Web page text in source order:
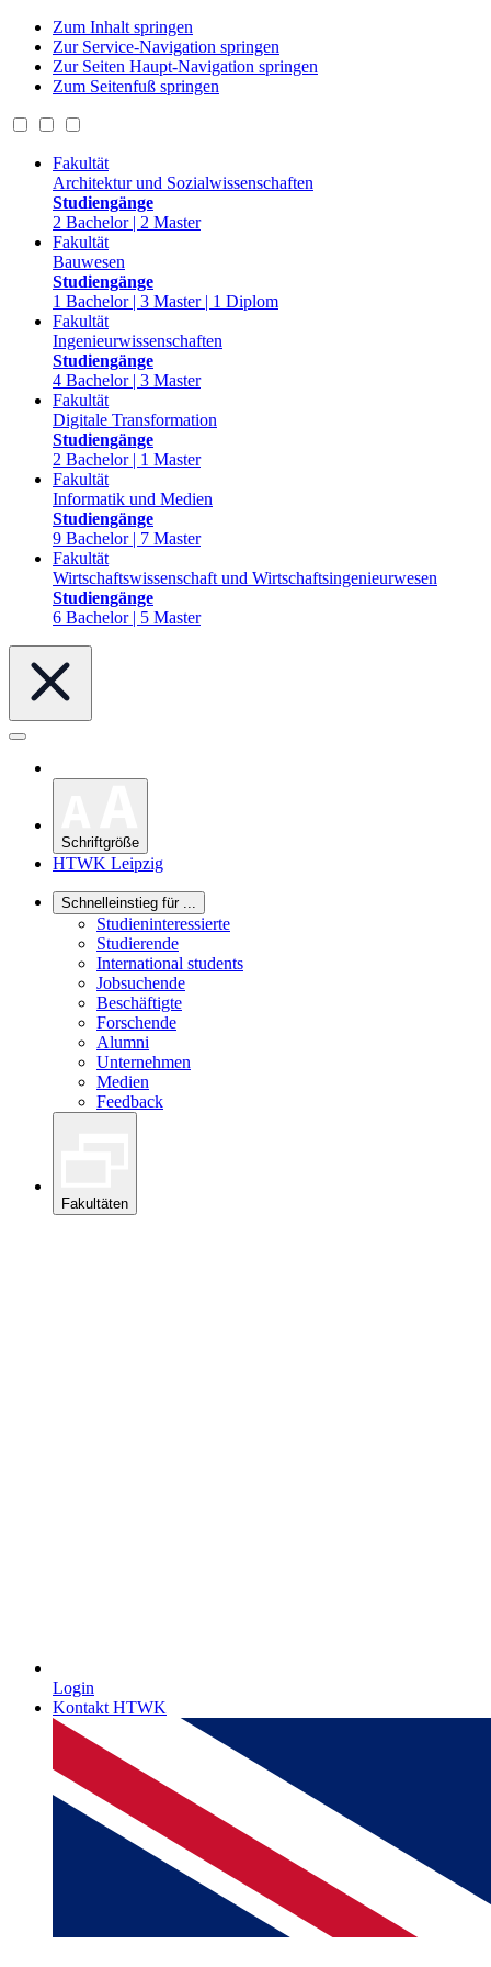
Zum Inhalt springen
Zur Service-Navigation springen
Zur Seiten Haupt-Navigation springen
Zum Seitenfuß springen
Fakultät
Architektur und Sozialwissenschaften
Studiengänge
2 Bachelor | 2 Master
Fakultät
Bauwesen
Studiengänge
1 Bachelor | 3 Master | 1 Diplom
Fakultät
Ingenieurwissenschaften
Studiengänge
4 Bachelor | 3 Master
Fakultät
Digitale Transformation
Studiengänge
2 Bachelor | 1 Master
Fakultät
Informatik und Medien
Studiengänge
9 Bachelor | 7 Master
Fakultät
Wirtschaftswissenschaft und Wirtschaftsingenieurwesen
Studiengänge
6 Bachelor | 5 Master
Schriftgröße
HTWK Leipzig
Schnelleinstieg für ...
Studieninteressierte
Studierende
International students
Jobsuchende
Beschäftigte
Forschende
Alumni
Unternehmen
Medien
Feedback
Fakultäten
Login
Kontakt HTWK